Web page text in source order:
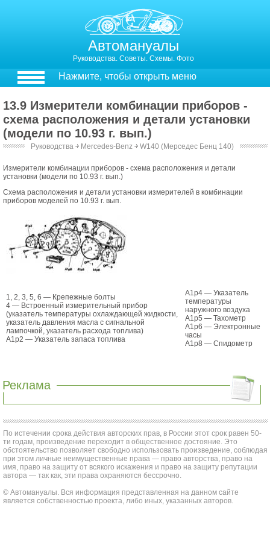
Автомануалы
Руководства. Советы. Схемы. Фото
Нажмите, чтобы открыть меню
13.9 Измерители комбинации приборов -
схема расположения и детали установки
(модели по 10.93 г. вып.)
Руководства ￫ Mercedes-Benz ￫ W140 (Мерседес Бенц 140)
Измерители комбинации приборов - схема расположения и детали
установки (модели по 10.93 г. вып.)
Схема расположения и детали установки измерителей в комбинации
приборов моделей по 10.93 г. вып.
1, 2, 3, 5, 6 — Крепежные болты
4 — Встроенный измерительный прибор
(указатель температуры охлаждающей жидкости,
указатель давления масла с сигнальной
лампочкой, указатель расхода топлива)
А1р2 — Указатель запаса топлива
А1р4 — Указатель
температуры
наружного воздуха
А1р5 — Тахометр
А1р6 — Электронные
часы
А1р8 — Спидометр
Реклама
По истечении срока действия авторских прав, в России этот срок равен 50-
ти годам, произведение переходит в общественное достояние. Это
обстоятельство позволяет свободно использовать произведение, соблюдая
при этом личные неимущественные права — право авторства, право на
имя, право на защиту от всякого искажения и право на защиту репутации
автора — так как, эти права охраняются бессрочно.
© Автомануалы. Вся информация представленная на данном сайте
является собственностью проекта, либо иных, указанных авторов.